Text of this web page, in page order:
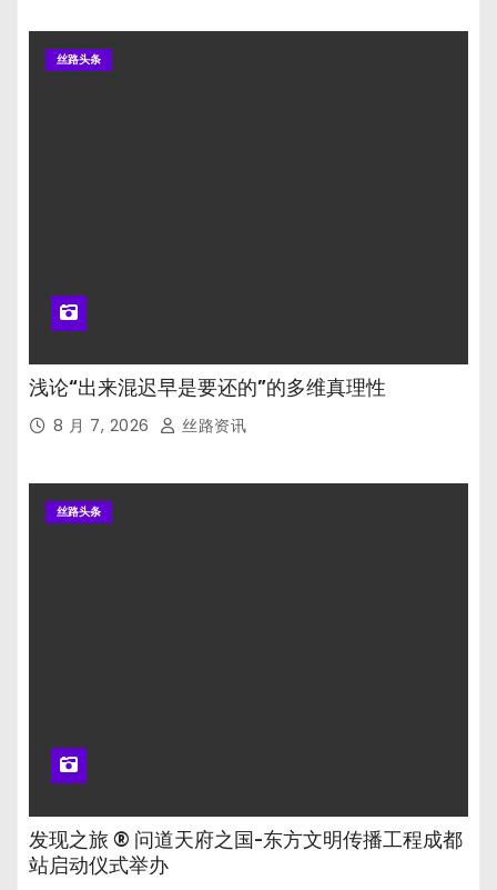
丝路头条
浅论“出来混迟早是要还的”的多维真理性
8 月 7, 2026 丝路资讯
丝路头条
发现之旅 ® 问道天府之国-东方文明传播工程成都
站启动仪式举办